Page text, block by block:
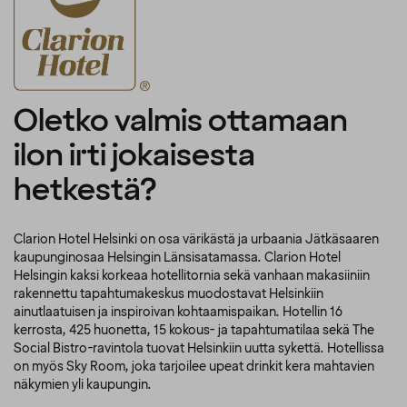
Oletko valmis ottamaan
ilon irti jokaisesta
hetkestä?
Clarion Hotel Helsinki on osa värikästä ja urbaania Jätkäsaaren
kaupunginosaa Helsingin Länsisatamassa. Clarion Hotel
Helsingin kaksi korkeaa hotellitornia sekä vanhaan makasiiniin
rakennettu tapahtumakeskus muodostavat Helsinkiin
ainutlaatuisen ja inspiroivan kohtaamispaikan. Hotellin 16
kerrosta, 425 huonetta, 15 kokous- ja tapahtumatilaa sekä The
Social Bistro-ravintola tuovat Helsinkiin uutta sykettä. Hotellissa
on myös Sky Room, joka tarjoilee upeat drinkit kera mahtavien
näkymien yli kaupungin.